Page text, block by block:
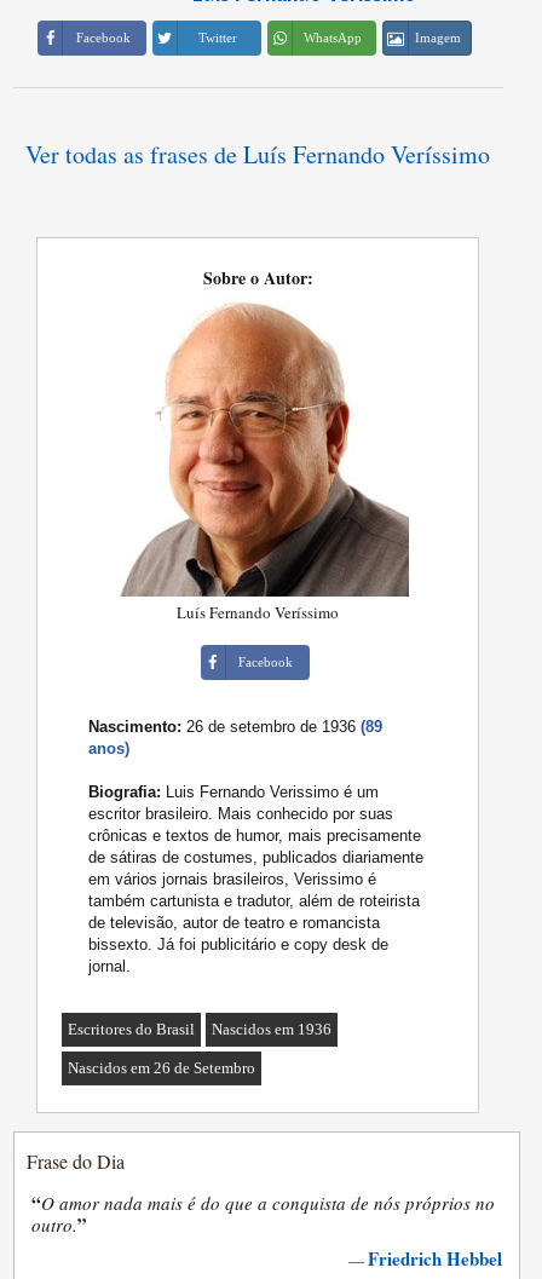
Facebook Twitter WhatsApp Imagem
Ver todas as frases de Luís Fernando Veríssimo
Sobre o Autor:
Luís Fernando Veríssimo
Facebook
Nascimento: 26 de setembro de 1936(89
anos)
Biografia: Luis Fernando Verissimo é um
escritor brasileiro. Mais conhecido por suas
crônicas e textos de humor, mais precisamente
de sátiras de costumes, publicados diariamente
em vários jornais brasileiros, Verissimo é
também cartunista e tradutor, além de roteirista
de televisão, autor de teatro e romancista
bissexto. Já foi publicitário e copy desk de
jornal.
Escritores do Brasil Nascidos em 1936
Nascidos em 26 de Setembro
Frase do Dia
“O amor nada mais é do que a conquista de nós próprios no
outro.”
—Friedrich Hebbel